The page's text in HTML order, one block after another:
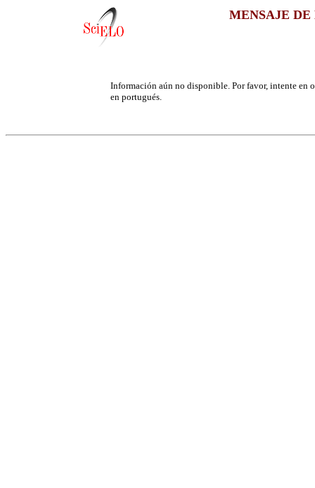
MENSAJE
Información aún no disponible. Por favor, intente en
en portugués.